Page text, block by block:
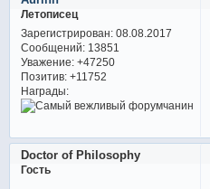
Летописец
Зарегистрирован: 08.08.2017
Сообщений:13851
Уважение: +47250
Позитив: +11752
Награды:
Doctor of Philosophy
Гость